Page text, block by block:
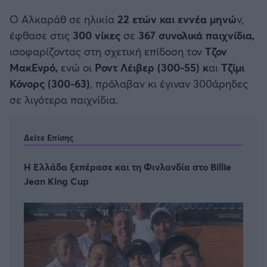
Ο Αλκαράθ σε ηλικία 22 ετών και εννέα μηνών,
έφθασε στις 300 νίκες σε 367 συνολικά παιχνίδια,
ισοφαρίζοντας στη σχετική επίδοση τον Τζον
ΜακΕνρό, ενώ οι Ροντ Λέιβερ (300-55) και Τζίμι
Κόνορς (300-63), πρόλαβαν κι έγιναν 300άρηδες
σε λιγότερα παιχνίδια.
Δείτε Επίσης
Η Ελλάδα ξεπέρασε και τη Φινλανδία στο Billie
Jean King Cup